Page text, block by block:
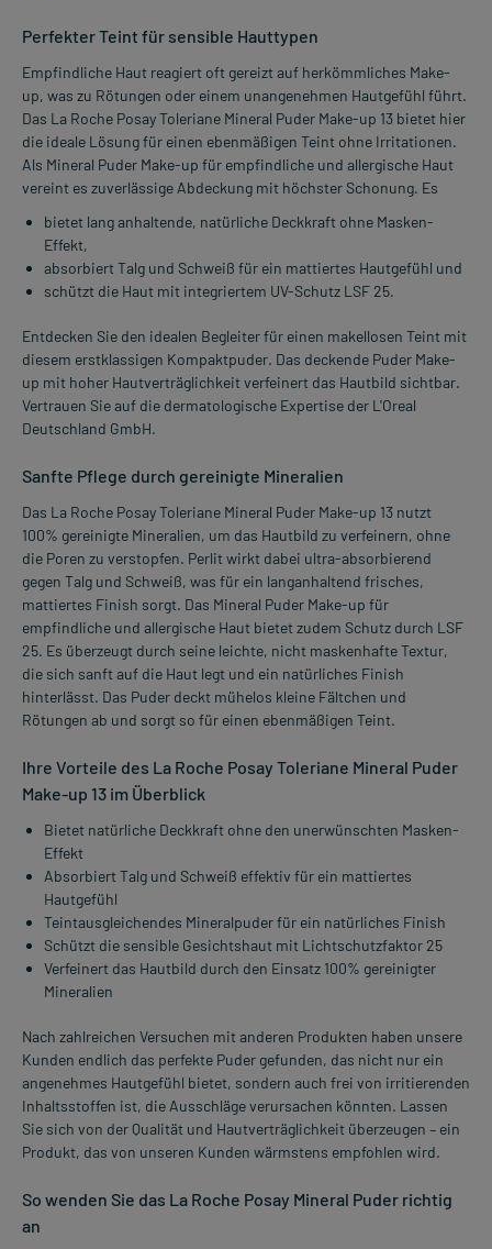
Perfekter Teint für sensible Hauttypen
Empfindliche Haut reagiert oft gereizt auf herkömmliches Make-
up, was zu Rötungen oder einem unangenehmen Hautgefühl führt.
Das La Roche Posay Toleriane Mineral Puder Make-up 13 bietet hier
die ideale Lösung für einen ebenmäßigen Teint ohne Irritationen.
Als Mineral Puder Make-up für empfindliche und allergische Haut
vereint es zuverlässige Abdeckung mit höchster Schonung. Es
bietet lang anhaltende, natürliche Deckkraft ohne Masken-
Effekt,
absorbiert Talg und Schweiß für ein mattiertes Hautgefühl und
schützt die Haut mit integriertem UV-Schutz LSF 25.
Entdecken Sie den idealen Begleiter für einen makellosen Teint mit
diesem erstklassigen Kompaktpuder. Das deckende Puder Make-
up mit hoher Hautverträglichkeit verfeinert das Hautbild sichtbar.
Vertrauen Sie auf die dermatologische Expertise der L'Oreal
Deutschland GmbH.
Sanfte Pflege durch gereinigte Mineralien
Das La Roche Posay Toleriane Mineral Puder Make-up 13 nutzt
100% gereinigte Mineralien, um das Hautbild zu verfeinern, ohne
die Poren zu verstopfen. Perlit wirkt dabei ultra-absorbierend
gegen Talg und Schweiß, was für ein langanhaltend frisches,
mattiertes Finish sorgt. Das Mineral Puder Make-up für
empfindliche und allergische Haut bietet zudem Schutz durch LSF
25. Es überzeugt durch seine leichte, nicht maskenhafte Textur,
die sich sanft auf die Haut legt und ein natürliches Finish
hinterlässt. Das Puder deckt mühelos kleine Fältchen und
Rötungen ab und sorgt so für einen ebenmäßigen Teint.
Ihre Vorteile des La Roche Posay Toleriane Mineral Puder
Make-up 13 im Überblick
Bietet natürliche Deckkraft ohne den unerwünschten Masken-
Effekt
Absorbiert Talg und Schweiß effektiv für ein mattiertes
Hautgefühl
Teintausgleichendes Mineralpuder für ein natürliches Finish
Schützt die sensible Gesichtshaut mit Lichtschutzfaktor 25
Verfeinert das Hautbild durch den Einsatz 100% gereinigter
Mineralien
Nach zahlreichen Versuchen mit anderen Produkten haben unsere
Kunden endlich das perfekte Puder gefunden, das nicht nur ein
angenehmes Hautgefühl bietet, sondern auch frei von irritierenden
Inhaltsstoffen ist, die Ausschläge verursachen könnten. Lassen
Sie sich von der Qualität und Hautverträglichkeit überzeugen – ein
Produkt, das von unseren Kunden wärmstens empfohlen wird.
So wenden Sie das La Roche Posay Mineral Puder richtig
an